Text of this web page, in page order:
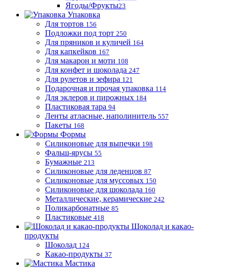
Ягоды/Фрукты23
Упаковка
Для тортов 156
Подложки под торт 250
Для пряников и куличей 164
Для капкейков 167
Для макарон и моти 108
Для конфет и шоколада 247
Для рулетов и зефира 121
Подарочная и прочая упаковка 114
Для эклеров и пирожных 184
Пластиковая тара 94
Ленты атласные, наполинитель 557
Пакеты 168
Формы
Силиконовые для выпечки 198
Фальш-ярусы 55
Бумажные 213
Силиконовые для леденцов 87
Силиконовые для муссовых 150
Силиконовые для шоколада 160
Металлические, керамические 242
Поликарбонатные 85
Пластиковые 418
Шоколад и какао-
продукты
Шоколад 124
Какао-продукты 37
Мастика